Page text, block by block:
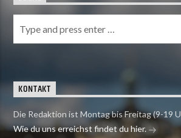
KONTAKT
Die Redaktion ist Montag bis Freitag (9-19
Wie du uns erreichst findet du hier.